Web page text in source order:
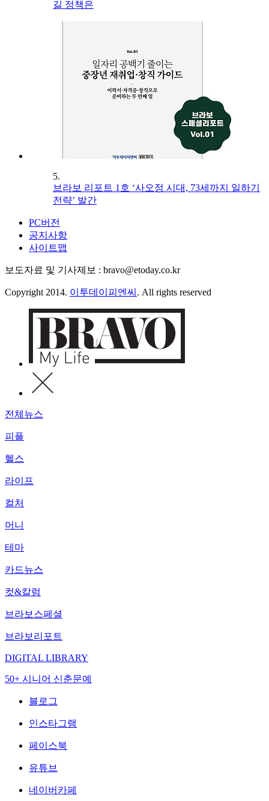
길 정책은
5.
브라보 리포트 1호 ‘사오정 시대, 73세까지 일하기
전략’ 발간
PC버전
공지사항
사이트맵
보도자료 및 기사제보 : bravo@etoday.co.kr
Copyright 2014. 이투데이피엔씨 . All rights reserved
전체뉴스
피플
헬스
라이프
컬처
머니
테마
카드뉴스
컷&칼럼
브라보스페셜
브라보리포트
DIGITAL LIBRARY
50+ 시니어 신춘문예
블로그
인스타그램
페이스북
유튜브
네이버카페